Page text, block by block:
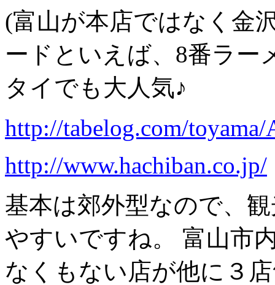
(富山が本店ではなく金
ードといえば、8番ラー
タイでも大人気♪
http://tabelog.com/
http://www.hachiban.co.jp/
基本は郊外型なので、
やすいですね。 富山市
なくもない店が他に３